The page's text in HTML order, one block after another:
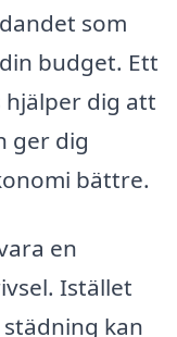
som
budget. Ett
dig att
ger dig
bättre.
en
Istället
kan